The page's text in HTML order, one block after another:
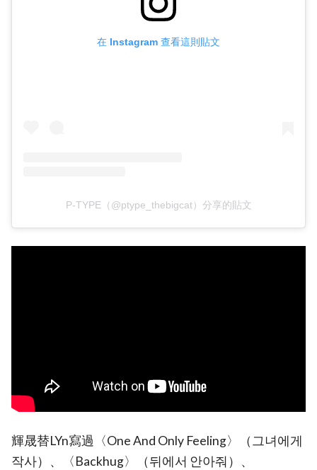
在 Instagram 查看這則貼文
P-TYPE（@ptype_thebigcat）分享的貼文
輝晟替LYn寫過〈One And Only Feeling〉（그녀에게
작사）、〈Backhug〉（뒤에서 안아줘）、